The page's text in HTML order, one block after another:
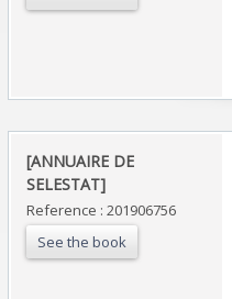
‎[ANNUAIRE DE
SELESTAT]‎
Reference : 201906756
See the book